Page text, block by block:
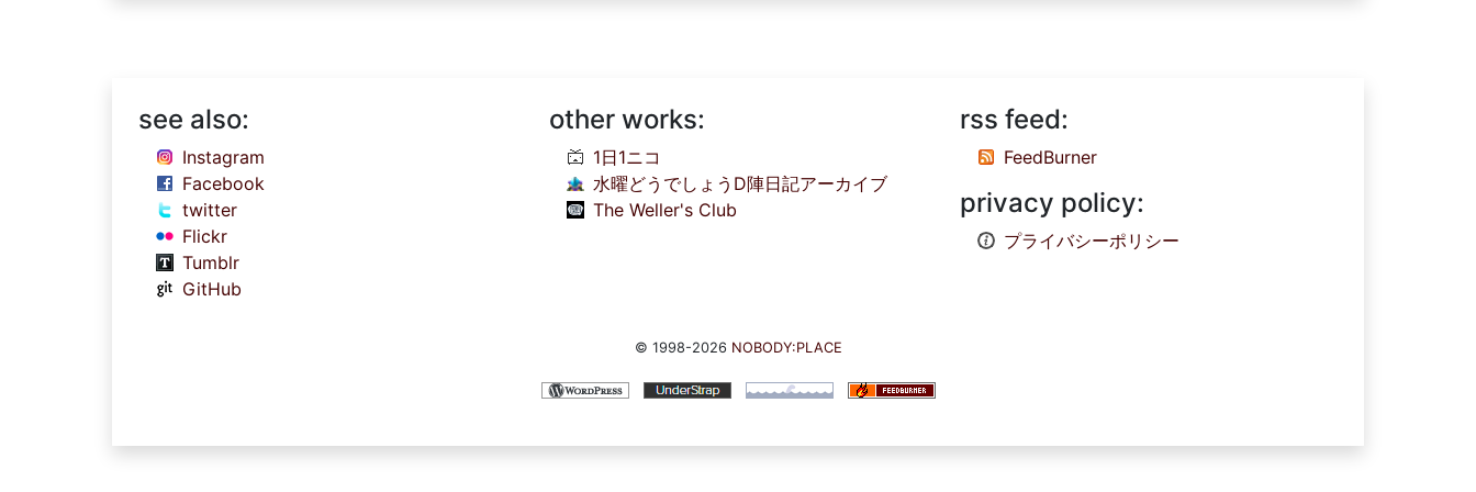
see also:
Instagram
Facebook
twitter
Flickr
Tumblr
GitHub
other works:
1日1ニコ
水曜どうでしょうD陣日記アーカイブ
The Weller's Club
rss feed:
FeedBurner
privacy policy:
プライバシーポリシー
© 1998-2026 NOBODY:PLACE